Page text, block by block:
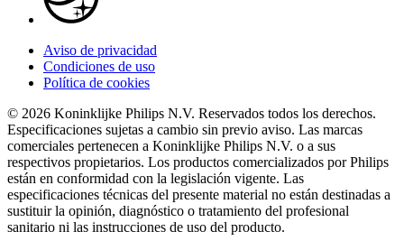
Aviso de privacidad
Condiciones de uso
Política de cookies
© 2026 Koninklijke Philips N.V. Reservados todos los derechos.
Especificaciones sujetas a cambio sin previo aviso. Las marcas
comerciales pertenecen a Koninklijke Philips N.V. o a sus
respectivos propietarios. Los productos comercializados por Philips
están en conformidad con la legislación vigente. Las
especificaciones técnicas del presente material no están destinadas a
sustituir la opinión, diagnóstico o tratamiento del profesional
sanitario ni las instrucciones de uso del producto.